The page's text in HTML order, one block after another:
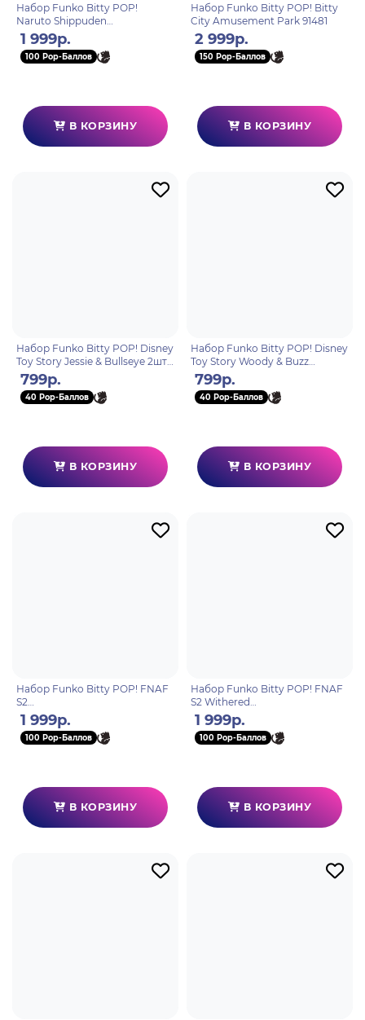
Набор Funko Bitty POP!
Naruto Shippuden
Tenten+Madara+Might
Guy+Itachi w/Chase 4шт 92503
1 999р.
100 Pop-Баллов
В КОРЗИНУ
Набор Funko Bitty POP! Bitty
City Amusement Park 91481
2 999р.
150 Pop-Баллов
В КОРЗИНУ
Набор Funko Bitty POP! Disney
Toy Story Jessie & Bullseye 2шт
94218
799р.
40 Pop-Баллов
В КОРЗИНУ
Набор Funko Bitty POP! Disney
Toy Story Woody & Buzz
Lightyear 2шт 94219
799р.
40 Pop-Баллов
В КОРЗИНУ
Набор Funko Bitty POP! FNAF
S2
Freddy+Marionette+Lolbit+Sun
& Moon w/Chase 4шт 92956
1 999р.
100 Pop-Баллов
В КОРЗИНУ
Набор Funko Bitty POP! FNAF
S2 Withered
Freddy+Bonnie+Chica+Foxy
4шт 92957
1 999р.
100 Pop-Баллов
В КОРЗИНУ